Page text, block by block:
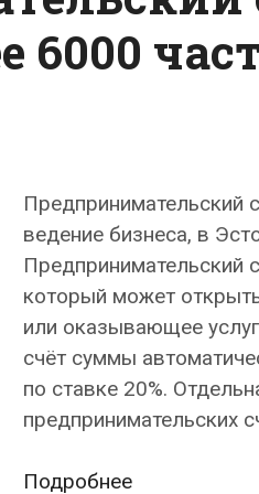
6000
Предпринимательский
ведение бизнеса, в
Предпринимательский
который может
или оказывающее
счёт суммы
по ставке 20%.
предпринимательских
Подробнее